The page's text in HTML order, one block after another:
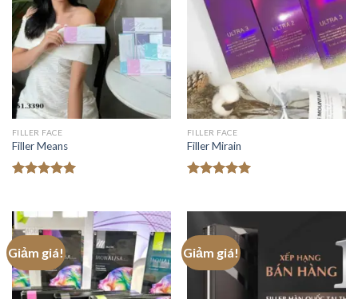
FILLER FACE
Filler Means
5 sao
FILLER FACE
Filler Mirain
5 sao
Giảm giá! Giảm giá!